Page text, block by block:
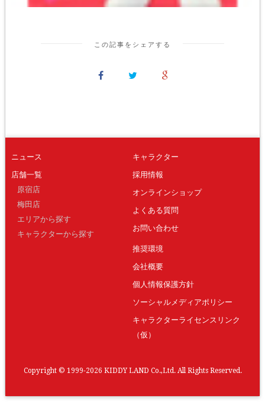
この記事をシェアする
ニュース
店舗一覧
原宿店
梅田店
エリアから探す
キャラクターから探す
キャラクター
採用情報
オンラインショップ
よくある質問
お問い合わせ
推奨環境
会社概要
個人情報保護方針
ソーシャルメディアポリシー
キャラクターライセンスリンク
（仮）
Copyright © 1999-2026 KIDDY LAND Co.,Ltd. All Rights Reserved.